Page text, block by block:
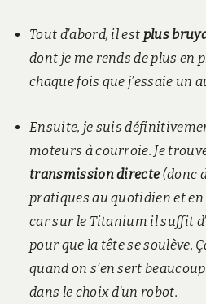
Tout d’abord, il est plus
dont je me rends de plus en
chaque fois que j’essaie un
Ensuite, je suis
moteurs à courroie. Je
transmission directe(donc
pratiques au quotidien et
car sur le Titanium il suffit
pour que la tête se soulève.
quand on s’en sert
dans le choix d’un robot.